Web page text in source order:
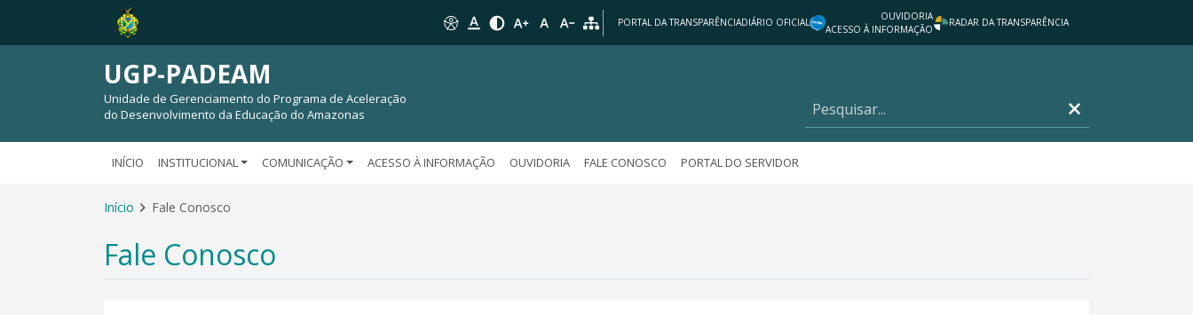
PORTAL DA TRANSPARÊNCIADIÁRIO OFICIAL
OUVIDORIA
ACESSO À INFORMAÇÃO
RADAR DA TRANSPARÊNCIA
UGP-PADEAM
Unidade de Gerenciamento do Programa de Aceleração
do Desenvolvimento da Educação do Amazonas
INÍCIO INSTITUCIONAL COMUNICAÇÃO ACESSO À INFORMAÇÃO OUVIDORIA FALE CONOSCO PORTAL DO SERVIDOR
Início Fale Conosco
Fale Conosco